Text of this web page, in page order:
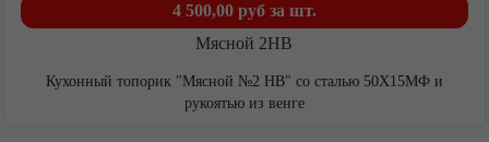
4 500,00 руб за шт.
Мясной 2НВ
Кухонный топорик "Мясной №2 НВ" со сталью 50Х15МФ и
рукоятью из венге